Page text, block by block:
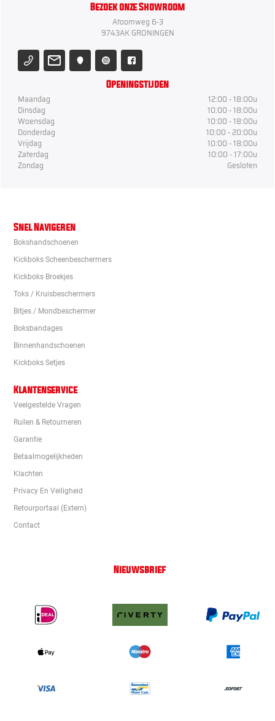
Bezoek onze Showroom
Atoomweg 6-3
9743AK GRONINGEN
Openingstijden
Maandag
12:00 - 18:00u
Dinsdag
10:00 - 18:00u
Woensdag
10:00 - 18:00u
Donderdag
10:00 - 20:00u
Vrijdag
10:00 - 18:00u
Zaterdag
10:00 - 17:00u
Zondag
Gesloten
Snel Navigeren
Bokshandschoenen
Kickboks Scheenbeschermers
Kickboks Broekjes
Toks / Kruisbeschermers
Bitjes / Mondbeschermer
Boksbandages
Binnenhandschoenen
Kickboks Setjes
Klantenservice
Veelgestelde Vragen
Ruilen & Retourneren
Garantie
Betaalmogelijkheden
Klachten
Privacy En Veiligheid
Retourportaal (extern)
Contact
Nieuwsbrief